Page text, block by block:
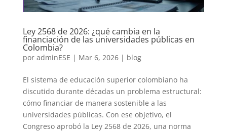
Ley 2568 de 2026: ¿qué cambia en la
financiación de las universidades públicas en
Colombia?
por adminESE | Mar 6, 2026| blog
El sistema de educación superior colombiano ha
discutido durante décadas un problema estructural:
cómo financiar de manera sostenible a las
universidades públicas. Con ese objetivo, el
Congreso aprobó la Ley 2568 de 2026, una norma